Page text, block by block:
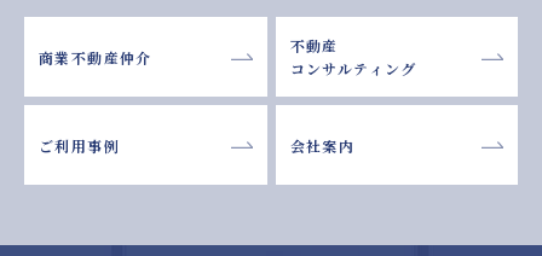
商業不動産仲介
不動産
コンサルティング
ご利用事例 会社案内